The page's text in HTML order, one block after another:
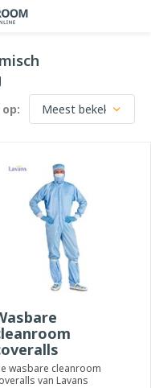
wasbare cleanroom
van Lavans